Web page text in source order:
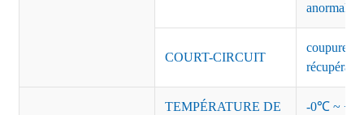
anormales
COURT-CIRCUIT
coupure
TEMPÉRATURE DE
-0℃ ~